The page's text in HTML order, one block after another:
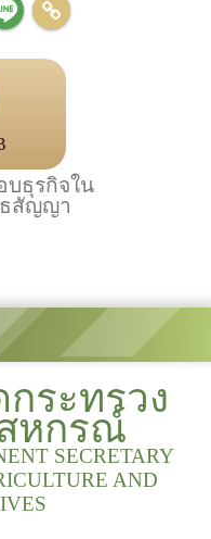
บธุรกิจใน
ธสัญญา
ระทรวง
หกรณ์
SECRETARY
AND